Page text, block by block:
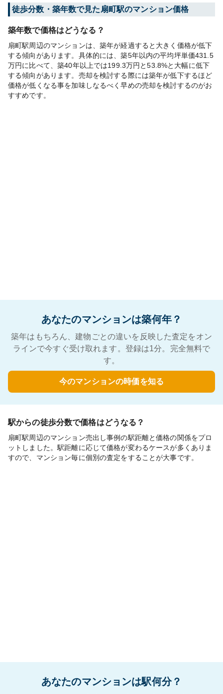
徒歩分数・築年数で見た扇町駅のマンション価格
築年数で価格はどうなる？
扇町駅周辺のマンションは、築年が経過すると大きく価格が低下
する傾向があります。具体的には、築5年以内の平均坪単価431.5
万円に比べて、築40年以上では199.3万円と53.8%と大幅に低下
する傾向があります。売却を検討する際には築年が低下するほど
価格が低くなる事を加味しなるべく早めの売却を検討するのがお
すすめです。
あなたのマンションは築何年？
築年はもちろん、建物ごとの違いを反映した査定をオン
ラインで今すぐ受け取れます。登録は1分。完全無料で
す。
今のマンションの時価を知る
駅からの徒歩分数で価格はどうなる？
扇町駅周辺のマンション売出し事例の駅距離と価格の関係をプロ
ットしました。駅距離に応じて価格が変わるケースが多くありま
すので、マンション毎に個別の査定をすることが大事です。
あなたのマンションは駅何分？